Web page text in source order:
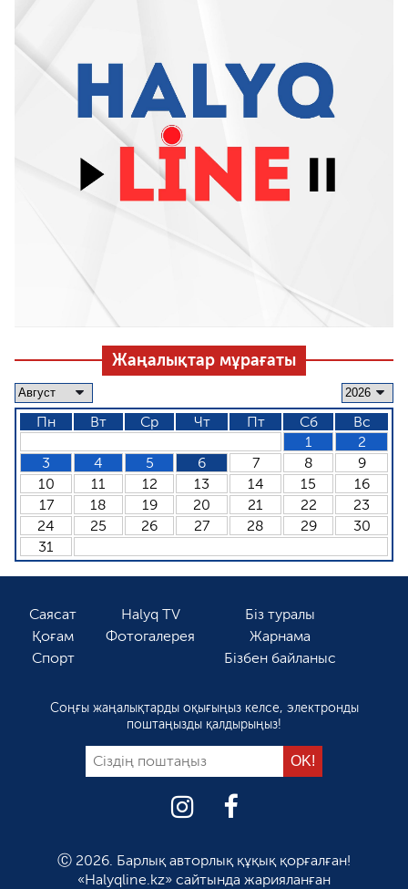
Жаңалықтар мұрағаты
Пн Вт Ср Чт Пт Сб
Вс
1
2
3
4 5 6 7 8
9
10
11 12 13 14 15
16
17
18 19 20 21 22
23
24
25 26 27 28 29
30
31
Саясат
Қоғам
Спорт
Halyq TV
Фотогалерея
Біз туралы
Жарнама
Бізбен байланыс
Соңғы жаңалықтарды оқығыңыз келсе, электронды
поштаңызды қалдырыңыз!
Ⓒ 2026. Барлық авторлық құқық қорғалған!
«Halyqline.kz» сайтында жарияланған